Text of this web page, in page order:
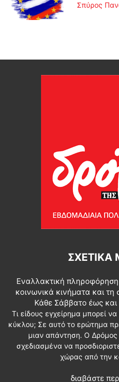
Σπύρος
ΣΧΕΤΙΚΆ
Εναλλακτική πληροφόρηση
κοινωνικά κινήματα και τη
Κάθε Σάββατο έως και
Τι είδους εγχείρημα μπορεί
κύκλου; Σε αυτό το ερώτημα
μιαν απάντηση. Ο Δρόμος
σχεδιασμένα να
χώρας από την
διαβάστε